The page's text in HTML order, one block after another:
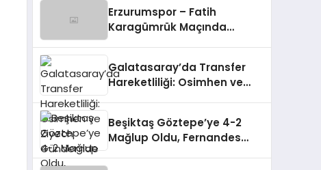
Erzurumspor – Fatih
Karagümrük Maçında
Galatasaray’da Transfer
Hareketliliği: Osimhen ve
Beşiktaş Göztepe’ye 4-2
Mağlup Oldu, Fernandes